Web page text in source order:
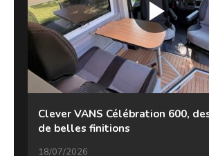
Clever VANS Célébration 600,
de belles finitions
18/07/2026